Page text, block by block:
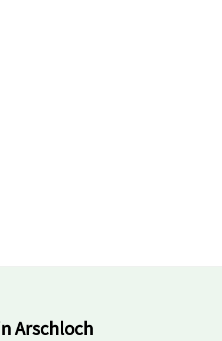
Arschloch